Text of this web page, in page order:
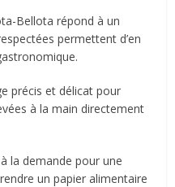
Bellota répond à un
permettent d’en
précis et délicat pour
à la main directement
la demande pour une
un papier alimentaire